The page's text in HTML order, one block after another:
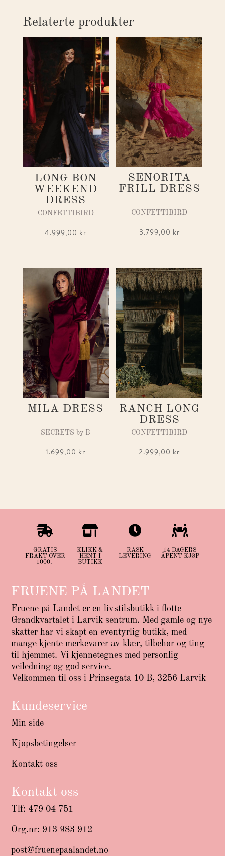
Relaterte produkter
LONG BON
WEEKEND
DRESS
CONFETTIBIRD
4.999,00 kr
SENORITA
FRILL DRESS
CONFETTIBIRD
3.799,00 kr
MILA DRESS
SECRETS by B
1.699,00 kr
RANCH LONG
DRESS
CONFETTIBIRD
2.999,00 kr

GRATIS
FRAKT OVER
1000,-

KLIKK &
HENT I
BUTIKK

RASK
LEVERING

14 DAGERS
ÅPENT KJØP
FRUENE PÅ LANDET
Fruene på Landet er en livstilsbutikk i flotte
Grandkvartalet i Larvik sentrum. Med gamle og nye
skatter har vi skapt en eventyrlig butikk, med
mange kjente merkevarer av klær, tilbehør og ting
til hjemmet. Vi kjennetegnes med personlig
veiledning og god service.
Velkommen til oss i Prinsegata 10 B, 3256 Larvik
Kundeservice
Min side
Kjøpsbetingelser
Kontakt oss
Kontakt oss
Tlf: 479 04 751
Org.nr: 913 983 912
post@fruenepaalandet.no